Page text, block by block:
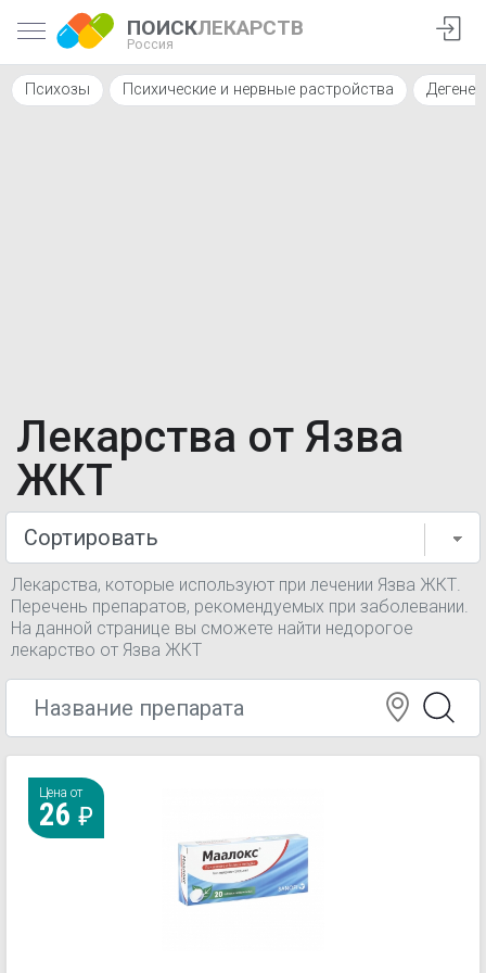
ПОИСКЛЕКАРСТВ
Россия
Психозы Психические и нервные растройства
Лекарства от Язва
ЖКТ
Лекарства, которые используют при лечении Язва ЖКТ.
Перечень препаратов, рекомендуемых при заболевании.
На данной странице вы сможете найти недорогое
лекарство от Язва ЖКТ
Цена от
26